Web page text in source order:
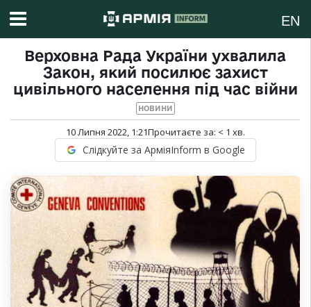
EN
Верховна Рада України ухвалила
Закон, який посилює захист
цивільного населення під час війни
НОВИНИ
10 Липня 2022, 1:21Прочитаєте за: < 1 хв.
Слідкуйте за АрміяInform в Google